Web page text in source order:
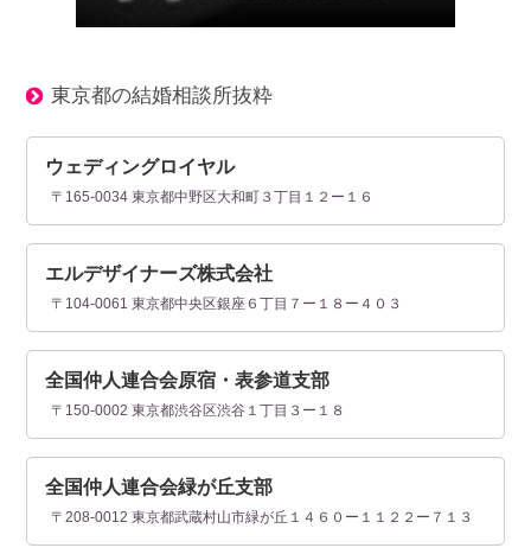
東京都の結婚相談所抜粋
ウェディングロイヤル
〒165-0034 東京都中野区大和町３丁目１２ー１６
エルデザイナーズ株式会社
〒104-0061 東京都中央区銀座６丁目７ー１８ー４０３
全国仲人連合会原宿・表参道支部
〒150-0002 東京都渋谷区渋谷１丁目３ー１８
全国仲人連合会緑が丘支部
〒208-0012 東京都武蔵村山市緑が丘１４６０ー１１２２ー７１３